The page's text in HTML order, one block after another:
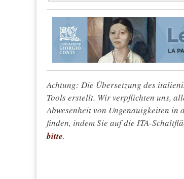
Achtung: Die Übersetzung des
Tools erstellt. Wir verpflichten uns,
Abwesenheit von Ungenauigkeiten
finden, indem Sie auf die ITA-
bitte.